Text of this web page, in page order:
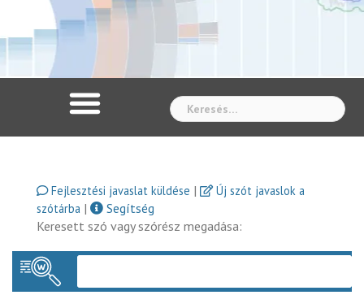
Fejlesztési javaslat küldése |
Új szót javaslok a
szótárba |
Segítség
Keresett szó vagy szórész megadása: